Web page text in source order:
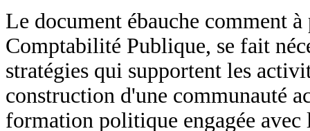
Le document ébauche comment
Comptabilité Publique, se fait
stratégies qui supportent les
construction d'une communauté
formation politique engagée